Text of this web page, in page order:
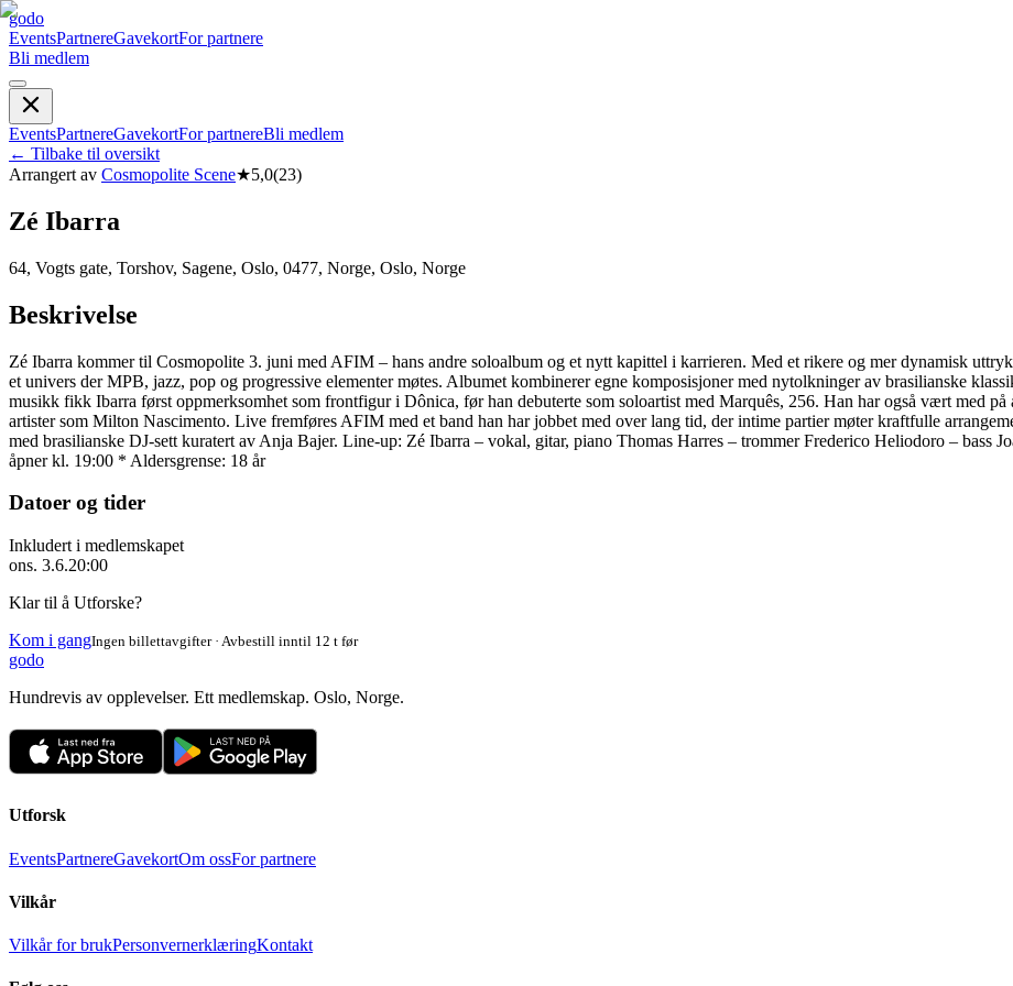
godo
EventsPartnereGavekortFor partnere
Bli medlem
EventsPartnereGavekortFor partnereBli medlem
← Tilbake til oversikt
Arrangert av Cosmopolite Scene★5,0(23)
Zé Ibarra
64, Vogts gate, Torshov, Sagene, Oslo, 0477, Norge, Oslo, Norge
Beskrivelse
Zé Ibarra kommer til Cosmopolite 3. juni med AFIM – hans andre soloalbum og et nytt kapittel i karrieren. Med et rikere og mer dynamisk
et univers der MPB, jazz, pop og progressive elementer møtes. Albumet kombinerer egne komposisjoner med nytolkninger av brasilianske
musikk fikk Ibarra først oppmerksomhet som frontfigur i Dônica, før han debuterte som soloartist med Marquês, 256. Han har også vært med
artister som Milton Nascimento. Live fremføres AFIM med et band han har jobbet med over lang tid, der intime partier møter kraftfulle
med brasilianske DJ-sett kuratert av Anja Bajer. Line-up: Zé Ibarra – vokal, gitar, piano Thomas Harres – trommer Frederico Heliodoro – bass
åpner kl. 19:00 * Aldersgrense: 18 år
Datoer og tider
Inkludert i medlemskapet
ons. 3.6.20:00
Klar til å Utforske?
Kom i gangIngen billettavgifter · Avbestill inntil 12 t før
godo
Hundrevis av opplevelser. Ett medlemskap. Oslo, Norge.
Utforsk
EventsPartnereGavekortOm ossFor partnere
Vilkår
Vilkår for brukPersonvernerklæringKontakt